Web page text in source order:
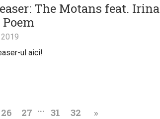
The Motans feat. Irina
ul aici!
26 27 ... 31 32 »